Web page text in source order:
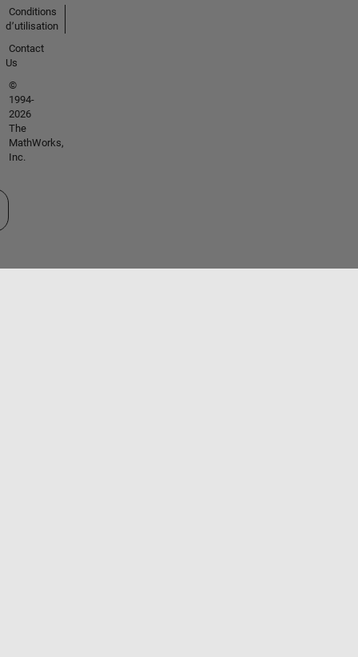
Conditions
d՚utilisation
Contact
Us
©
1994-
2026
The
MathWorks,
Inc.
un site web